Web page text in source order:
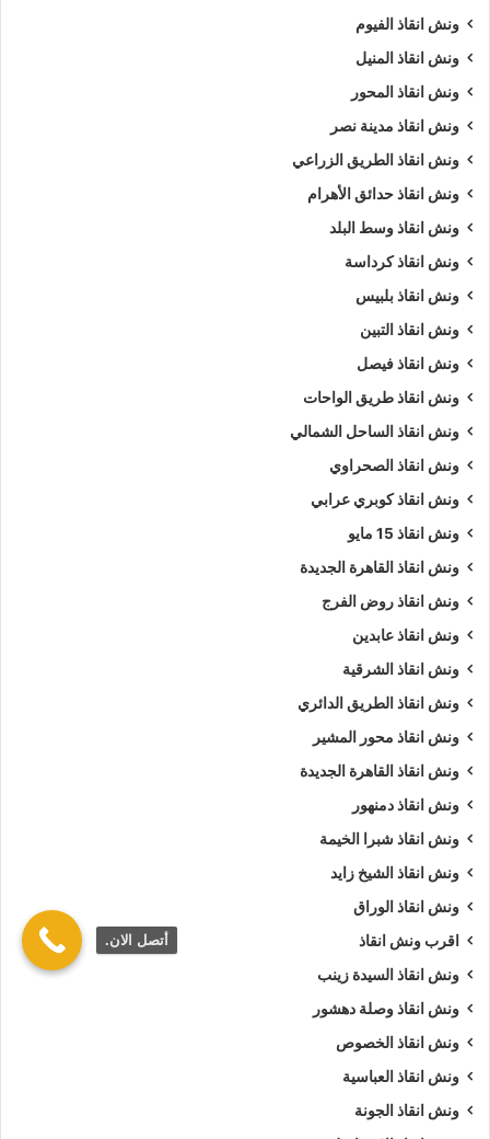
ونش انقاذ الفيوم
ونش انقاذ المنيل
ونش انقاذ المحور
ونش انقاذ مدينة نصر
ونش انقاذ الطريق الزراعي
ونش انقاذ حدائق الأهرام
ونش انقاذ وسط البلد
ونش انقاذ كرداسة
ونش انقاذ بلبيس
ونش انقاذ التبين
ونش انقاذ فيصل
ونش انقاذ طريق الواحات
ونش انقاذ الساحل الشمالي
ونش انقاذ الصحراوي
ونش انقاذ كوبري عرابي
ونش انقاذ 15 مايو
ونش انقاذ القاهرة الجديدة
ونش انقاذ روض الفرج
ونش انقاذ عابدين
ونش انقاذ الشرقية
ونش انقاذ الطريق الدائري
ونش انقاذ محور المشير
ونش انقاذ القاهرة الجديدة
ونش انقاذ دمنهور
ونش انقاذ شبرا الخيمة
ونش انقاذ الشيخ زايد
ونش انقاذ الوراق
اقرب ونش انقاذ
ونش انقاذ السيدة زينب
ونش انقاذ وصلة دهشور
ونش انقاذ الخصوص
ونش انقاذ العباسية
ونش انقاذ الجونة
أتصل الان.